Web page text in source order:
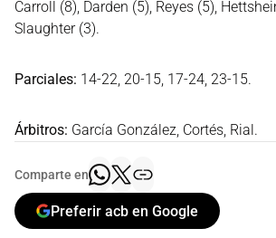
Carroll (8), Darden (5), Reyes (5),
Slaughter (3).
Parciales: 14-22, 20-15, 17-24, 23-15.
Árbitros: García González, Cortés, Rial.
Comparte en
Preferir acb en Google